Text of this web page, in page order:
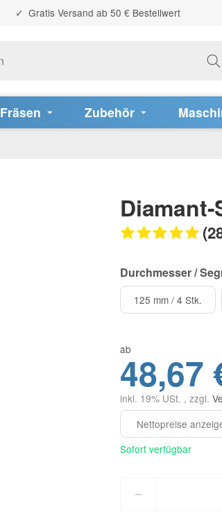
Gratis Versand ab 50 € Bestellwert
Fräsen Zubehör
Durchmesser /
125 mm / 4 Stk.
ab
48,67
inkl. 19% USt. , zzgl.
Sofort verfügbar